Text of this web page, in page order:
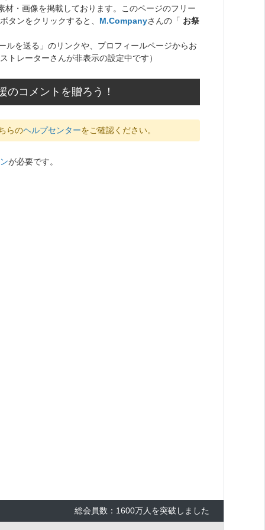
・画像を掲載しております。このページのフリー
タンをクリックすると、 M.Companyさんの「 お祭
ルを送る」のリンクや、プロフィールページからお
トレーターさんが非表示の設定中です）
コメントを贈ろう！
らのヘルプセンターをご確認ください。
が必要です。
総会員数：1600万人を突破しました